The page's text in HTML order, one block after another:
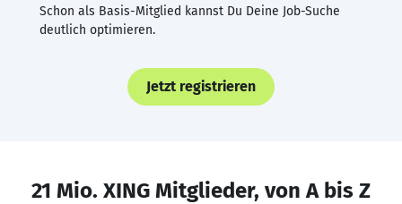
Schon als Basis-Mitglied kannst Du Deine Job-Suche
deutlich optimieren.
Jetzt registrieren
21 Mio. XING Mitglieder, von A bis Z